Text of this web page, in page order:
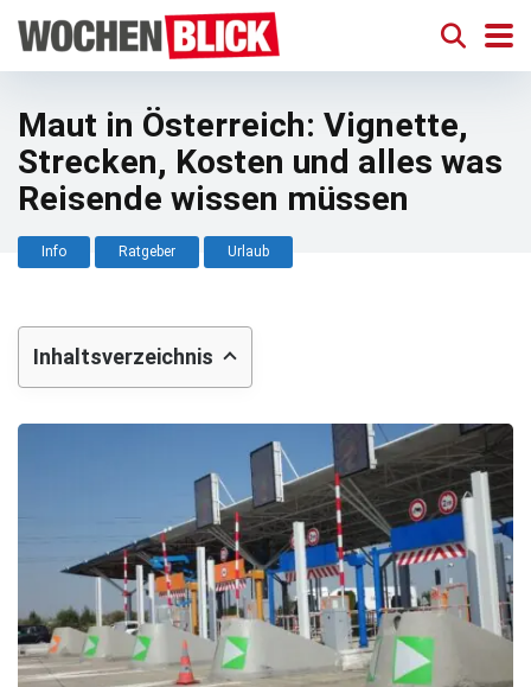
Maut in Österreich: Vignette,
Strecken, Kosten und alles was
Reisende wissen müssen
Info Ratgeber Urlaub
Inhaltsverzeichnis